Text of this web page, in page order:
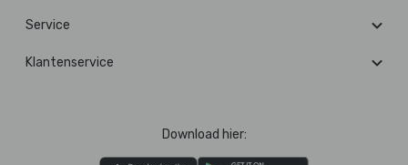
Service
Klantenservice
Download hier: